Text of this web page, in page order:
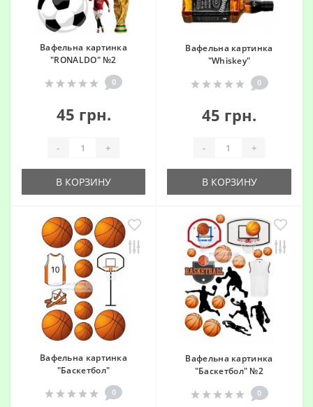
Вафельна картинка
"RONALDO" №2
0
45 грн.
- +
В КОРЗИНУ
Вафельна картинка
"Whiskey"
0
45 грн.
- +
В КОРЗИНУ
Вафельна картинка
"Баскетбол"
0
Вафельна картинка
"Баскетбол" №2
0